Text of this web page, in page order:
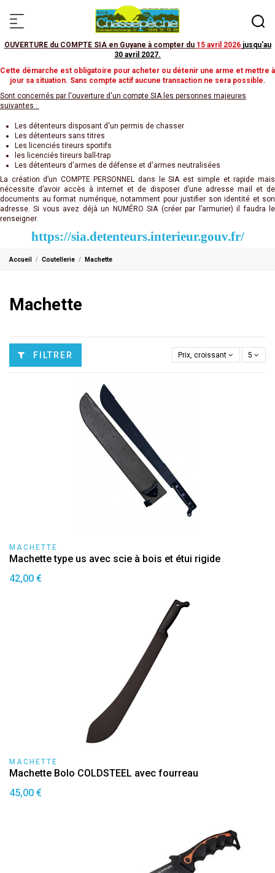
OUVERTURE du COMPTE SIA en Guyane à compter du 15 avril 2026 jusqu'au
30 avril 2027.
Cette démarche est obligatoire pour acheter ou détenir une arme et mettre à
jour sa situation. Sans compte actif aucune transaction ne sera possible.
Sont concernés par l'ouverture d'un compte SIA les personnes majeures
suivantes :
Les détenteurs disposant d'un permis de chasser
Les détenteurs sans titres
Les licenciés tireurs sportifs
les licenciés tireurs ball-trap
Les détenteurs d'armes de défense et d'armes neutralisées
La création d’un COMPTE PERSONNEL dans le SIA est simple et rapide mais
nécessite d’avoir accès à internet et de disposer d’une adresse mail et de
documents au format numérique, notamment pour justifier son identité et son
adresse. Si vous avez déjà un NUMÉRO SIA (créer par l’armurier) il faudra le
renseigner.
https://sia.detenteurs.interieur.gouv.fr/
Accueil Coutellerie Machette
Machette
FILTRER Prix, croissant 5
MACHETTE
Machette type us avec scie à bois et étui rigide
42,00 €
MACHETTE
Machette Bolo COLDSTEEL avec fourreau
45,00 €